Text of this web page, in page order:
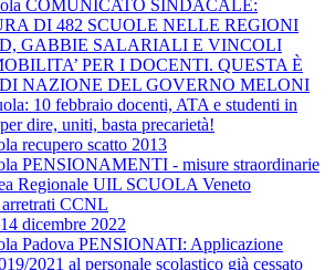
COMUNICATO SINDACALE:
DI 482 SCUOLE NELLE REGIONI
GABBIE SALARIALI E VINCOLI
PER I DOCENTI. QUESTA È
NAZIONE DEL GOVERNO MELONI
10 febbraio docenti, ATA e studenti in
dire, uniti, basta precarietà!
recupero scatto 2013
PENSIONAMENTI - misure straordinarie
Regionale UIL SCUOLA Veneto
CCNL
dicembre 2022
Padova PENSIONATI: Applicazione
2021 al personale scolastico già cessato